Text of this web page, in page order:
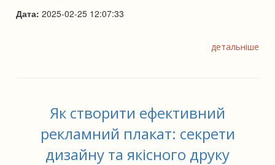
Дата: 2025-02-25 12:07:33
детальніше
Як створити ефективний
рекламний плакат: секрети
дизайну та якісного друку